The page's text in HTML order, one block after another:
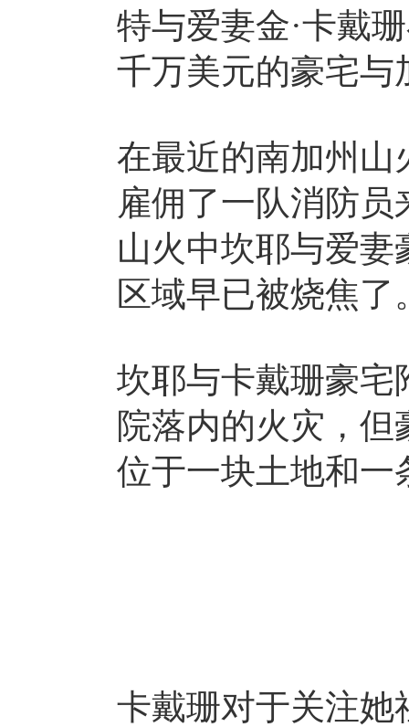
特与爱妻金·卡戴
千万美元的豪宅与
在最近的南加州山
雇佣了一队消防
山火中坎耶与爱
区域早已被烧焦了
坎耶与卡戴珊豪宅
院落内的火灾，
位于一块土地和一
卡戴珊对于关注她